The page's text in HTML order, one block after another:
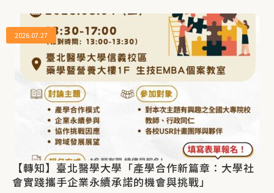
【轉知】臺北醫學大學「產學合作新篇章：大學社
會實踐攜手企業永續承諾的機會與挑戰」
2026.07.27